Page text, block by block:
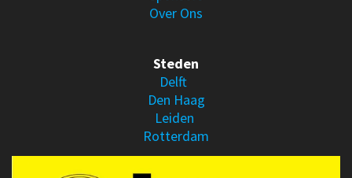
Over Ons
Steden
Delft
Den Haag
Leiden
Rotterdam